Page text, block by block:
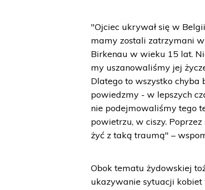
"Ojciec ukrywał się w
mamy zostali zatrzymani
Birkenau w wieku 15 lat.
my uszanowaliśmy jej
Dlatego to wszystko chyba
powiedzmy - w lepszych
nie podejmowaliśmy tego
powietrzu, w ciszy.
żyć z taką traumą" –
Obok tematu żydowskiej
ukazywanie sytuacji